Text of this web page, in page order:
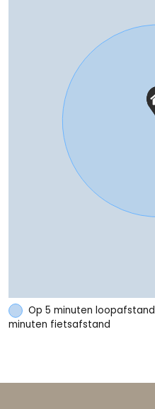
Op 5 minuten loopafstand
minuten fietsafstand